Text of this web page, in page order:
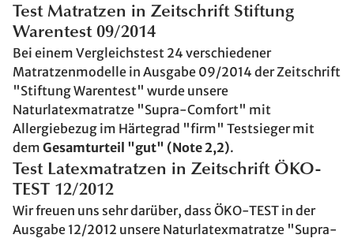
Test Matratzen in Zeitschrift Stiftung
Warentest 09/2014
Bei einem Vergleichstest 24 verschiedener
Matratzenmodelle in Ausgabe 09/2014 der Zeitschrift
"Stiftung Warentest" wurde unsere
Naturlatexmatratze "Supra-Comfort" mit
Allergiebezug im Härtegrad "firm" Testsieger mit
dem Gesamturteil "gut" (Note 2,2).
Test Latexmatratzen in Zeitschrift ÖKO-
TEST 12/2012
Wir freuen uns sehr darüber, dass ÖKO-TEST in der
Ausgabe 12/2012 unsere Naturlatexmatratze "Supra-